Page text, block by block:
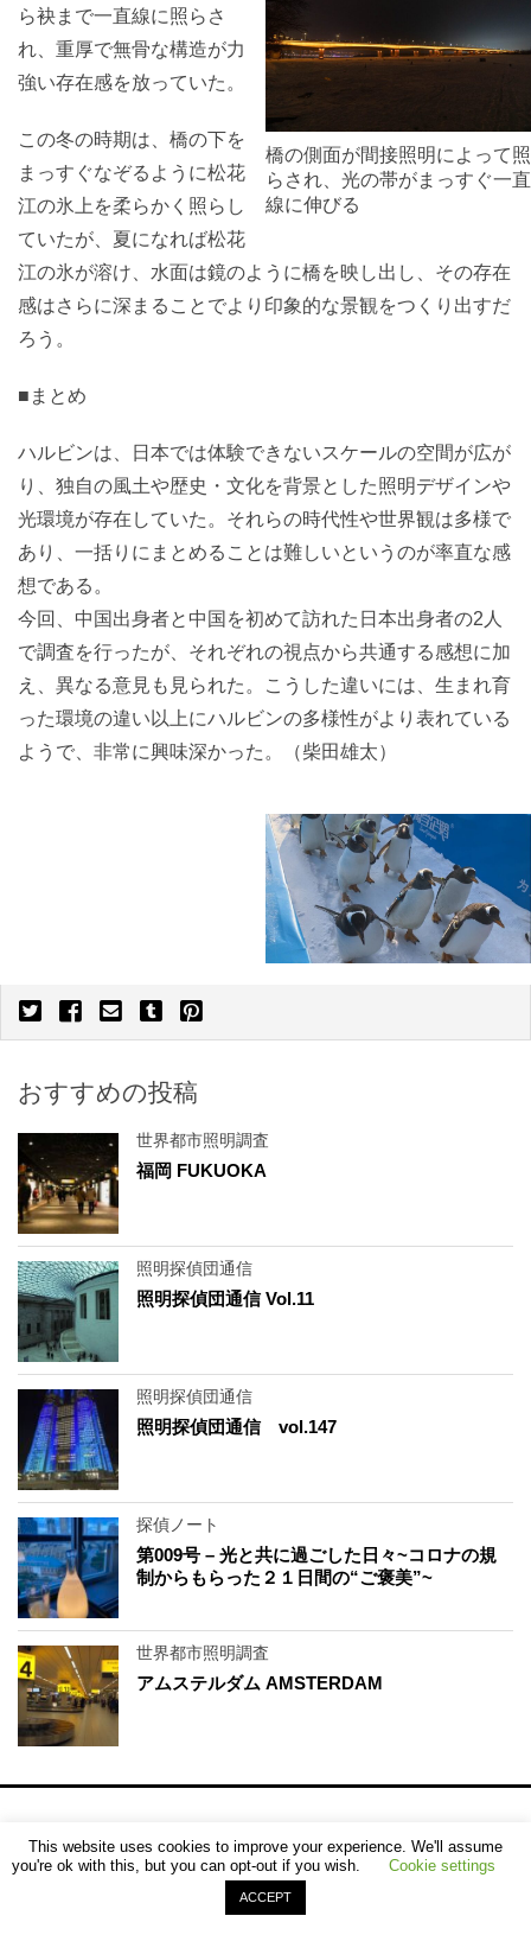
橋の側面が間接照明によって照
らされ、光の帯がまっすぐ一直
線に伸びる
ら袂まで一直線に照らさ
れ、重厚で無骨な構造が力
強い存在感を放っていた。
この冬の時期は、橋の下を
まっすぐなぞるように松花
江の氷上を柔らかく照らし
ていたが、夏になれば松花
江の氷が溶け、水面は鏡のように橋を映し出し、その存在
感はさらに深まることでより印象的な景観をつくり出すだ
ろう。
■まとめ
ハルビンは、日本では体験できないスケールの空間が広が
り、独自の風土や歴史・文化を背景とした照明デザインや
光環境が存在していた。それらの時代性や世界観は多様で
あり、一括りにまとめることは難しいというのが率直な感
想である。
今回、中国出身者と中国を初めて訪れた日本出身者の2人
で調査を行ったが、それぞれの視点から共通する感想に加
え、異なる意見も見られた。こうした違いには、生まれ育
った環境の違い以上にハルビンの多様性がより表れている
ようで、非常に興味深かった。（柴田雄太）
おすすめの投稿
世界都市照明調査
福岡 FUKUOKA
照明探偵団通信
照明探偵団通信 Vol.11
照明探偵団通信
照明探偵団通信 vol.147
探偵ノート
第009号 – 光と共に過ごした日々~コロナの規
制からもらった２１日間の“ご褒美”~
世界都市照明調査
アムステルダム AMSTERDAM
This website uses cookies to improve your experience. We'll assume
you're ok with this, but you can opt-out if you wish.
Cookie settings
ACCEPT